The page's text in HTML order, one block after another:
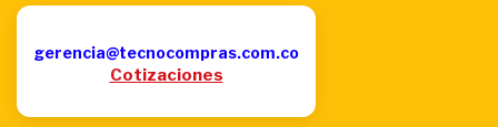
gerencia@tecnocompras.com.co
Cotizaciones